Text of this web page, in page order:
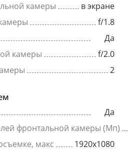
камеры
в экране
f/1.8
Да
камеры
f/2.0
2
Да
фронтальной камеры (Мп)
макс
1920x1080